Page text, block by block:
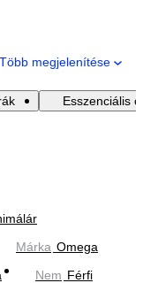
Több megjelenítése
Esszenciális
Márka Omega
Nem Férfi